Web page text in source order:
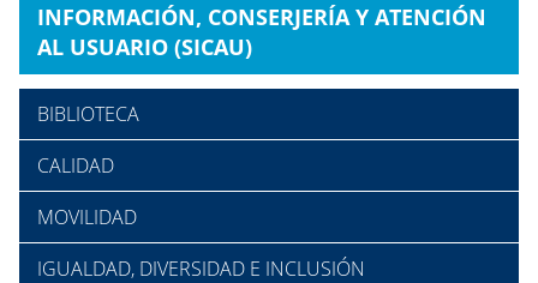
INFORMACIÓN, CONSERJERÍA Y ATENCIÓN
AL USUARIO (SICAU)
BIBLIOTECA
CALIDAD
MOVILIDAD
IGUALDAD, DIVERSIDAD E INCLUSIÓN